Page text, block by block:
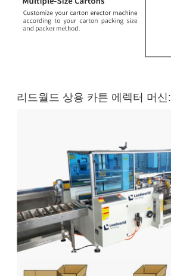
리드월드 상용 카튼 에렉터 머신: